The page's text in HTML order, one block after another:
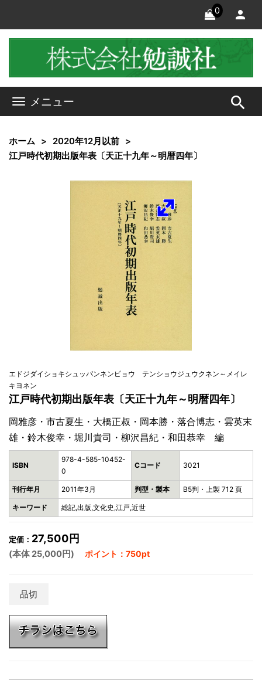
0
メニュー search
ホーム
2020年12月以前
江戸時代初期出版年表〔天正十九年～明暦四年〕
エドジダイショキシュッパンネンピョウ テンショウジュウクネン～メイレ
キヨネン
江戸時代初期出版年表〔天正十九年～明暦四年〕
岡雅彦・市古夏生・大橋正叔・岡本勝・落合博志・雲英末
雄・鈴木俊幸・堀川貴司・柳沢昌紀・和田恭幸 編
ISBN
978-4-585-10452-
0
Cコード 3021
刊行年月 2011年3月 判型・製本 B5判・上製 712 頁
キーワード 総記,出版,文化史,江戸,近世
定価： 27,500円
(本体 25,000円) ポイント：750pt
品切